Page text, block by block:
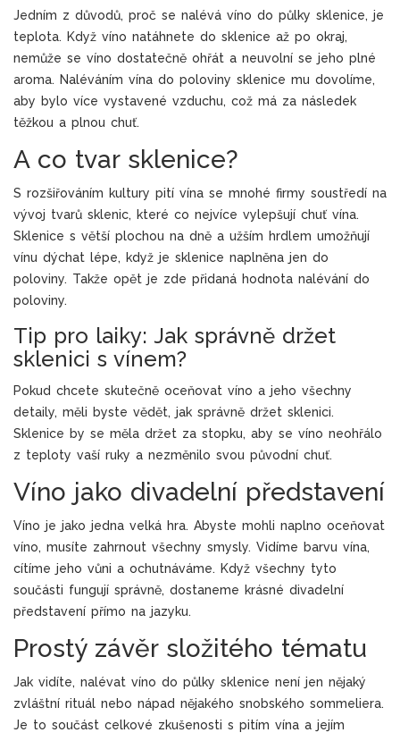
Jedním z důvodů, proč se nalévá víno do půlky sklenice, je
teplota. Když víno natáhnete do sklenice až po okraj,
nemůže se víno dostatečně ohřát a neuvolní se jeho plné
aroma. Naléváním vína do poloviny sklenice mu dovolíme,
aby bylo více vystavené vzduchu, což má za následek
těžkou a plnou chuť.
A co tvar sklenice?
S rozšiřováním kultury pití vína se mnohé firmy soustředí na
vývoj tvarů sklenic, které co nejvíce vylepšují chuť vína.
Sklenice s větší plochou na dně a užším hrdlem umožňují
vínu dýchat lépe, když je sklenice naplněna jen do
poloviny. Takže opět je zde přidaná hodnota nalévání do
poloviny.
Tip pro laiky: Jak správně držet
sklenici s vínem?
Pokud chcete skutečně oceňovat víno a jeho všechny
detaily, měli byste vědět, jak správně držet sklenici.
Sklenice by se měla držet za stopku, aby se víno neohřálo
z teploty vaší ruky a nezměnilo svou původní chuť.
Víno jako divadelní představení
Víno je jako jedna velká hra. Abyste mohli naplno oceňovat
víno, musíte zahrnout všechny smysly. Vidíme barvu vína,
cítíme jeho vůni a ochutnáváme. Když všechny tyto
součásti fungují správně, dostaneme krásné divadelní
představení přímo na jazyku.
Prostý závěr složitého tématu
Jak vidíte, nalévat víno do půlky sklenice není jen nějaký
zvláštní rituál nebo nápad nějakého snobského sommeliera.
Je to součást celkové zkušenosti s pitím vína a jejím